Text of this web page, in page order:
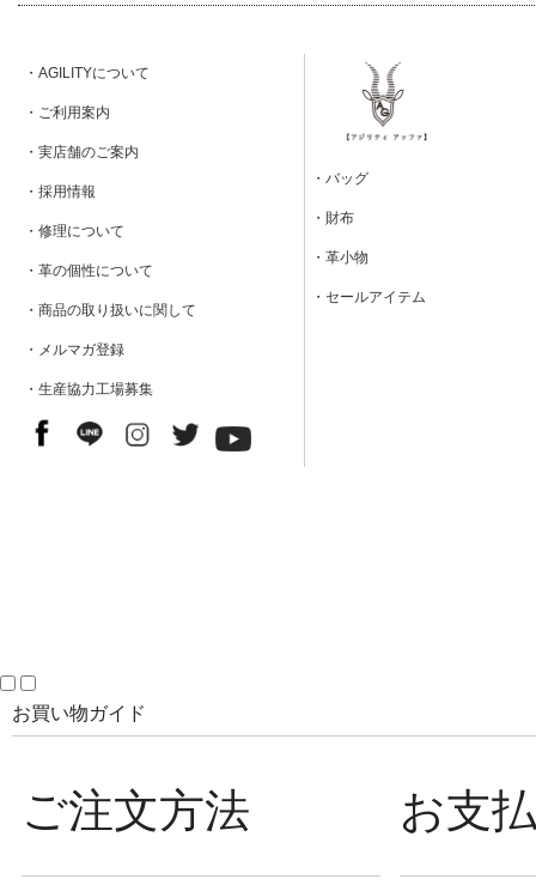
・AGILITYについて
・ご利用案内
・実店舗のご案内
・採用情報
・修理について
・革の個性について
・商品の取り扱いに関して
・メルマガ登録
・生産協力工場募集
・バッグ
・財布
・革小物
・セールアイテム
お買い物ガイド
ご注文方法 お支